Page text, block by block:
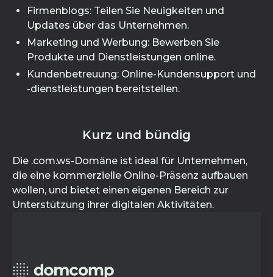
Firmenblogs: Teilen Sie Neuigkeiten und
Updates über das Unternehmen.
Marketing und Werbung: Bewerben Sie
Produkte und Dienstleistungen online.
Kundenbetreuung: Online-Kundensupport und
-dienstleistungen bereitstellen.
Kurz und bündig
Die .com.ws-Domäne ist ideal für Unternehmen,
die eine kommerzielle Online-Präsenz aufbauen
wollen, und bietet einen eigenen Bereich zur
Unterstützung ihrer digitalen Aktivitäten.